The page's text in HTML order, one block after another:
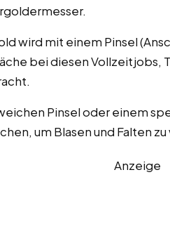
wird mit einem Pinsel
bei diesen Vollzeitjobs,
Pinsel oder einem
um Blasen und Falten
Anzeige